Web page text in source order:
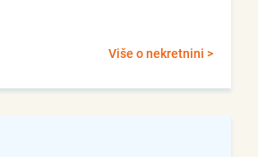
Više o nekretnini >